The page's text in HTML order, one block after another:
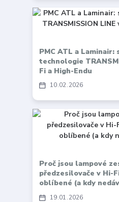
10 02 2026
PMC ATL a Laminair:
technologie
Fi a High-Endu
19 01 2026
Proč jsou lampové
předzesilovače v Hi-
oblíbené (a kdy